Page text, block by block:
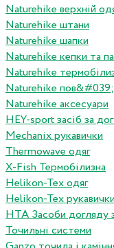
Naturehike верхній
Naturehike штани
Naturehike шапки
Naturehike кепки та
Naturehike
Naturehike
Naturehike аксесуари
HEY-sport засіб за
Mechanix рукавички
Thermowave одяг
X-Fish Термобілизна
Helikon-Tex одяг
Helikon-Tex
HTA Засоби догляду
Точильні системи